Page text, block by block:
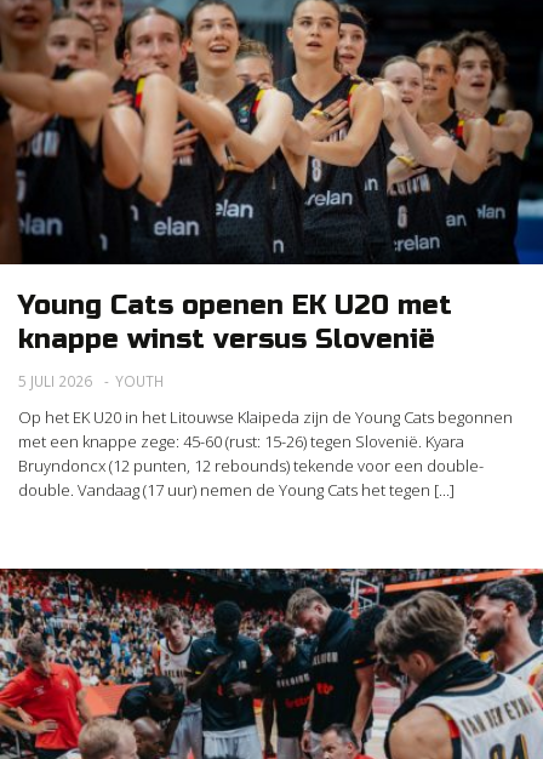
5 JULI 2026 YOUTH
Young Cats openen EK U20 met
knappe winst versus Slovenië
Op het EK U20 in het Litouwse Klaipeda zijn de Young Cats begonnen
met een knappe zege: 45-60 (rust: 15-26) tegen Slovenië. Kyara
Bruyndoncx (12 punten, 12 rebounds) tekende voor een double-
double. Vandaag (17 uur) nemen de Young Cats het tegen [...]